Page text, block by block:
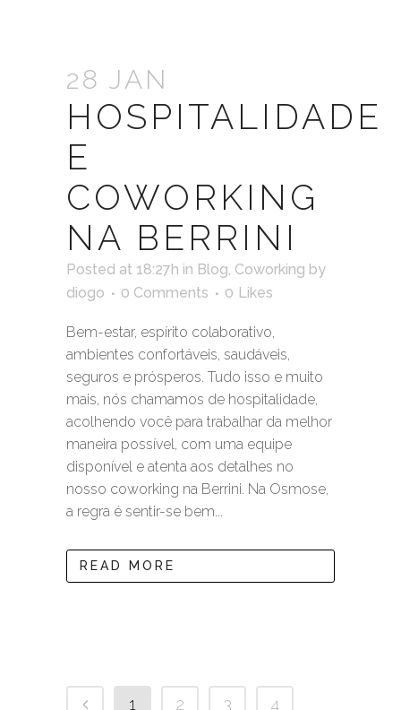
28 JAN
HOSPITALIDADE
E
COWORKING
NA BERRINI
Posted at 18:27h in Blog, Coworking by
diogo
0 Comments 0 Likes
Bem-estar, espírito colaborativo,
ambientes confortáveis, saudáveis,
seguros e prósperos. Tudo isso e muito
mais, nós chamamos de hospitalidade,
acolhendo você para trabalhar da melhor
maneira possível, com uma equipe
disponível e atenta aos detalhes no
nosso coworking na Berrini. Na Osmose,
a regra é sentir-se bem...
READ MORE
1 2 3
4